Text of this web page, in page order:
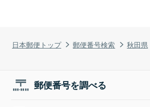
日本郵便トップ 郵便番号検索 秋田県
郵便番号を調べる